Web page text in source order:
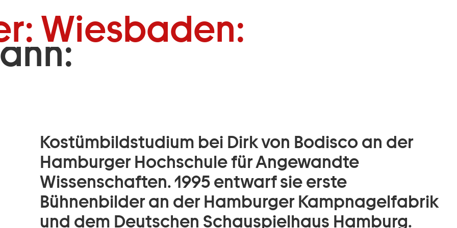
Zum Footer springen
Wiesbaden:
Kostümbildstudium bei Dirk von Bodisco an der
Hamburger Hochschule für Angewandte
Wissenschaften. 1995 entwarf sie erste
Bühnenbilder an der Hamburger Kampnagelfabrik
und dem Deutschen Schauspielhaus Hamburg.